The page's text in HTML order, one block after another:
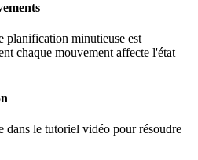
planification minutieuse est
chaque mouvement affecte l'état
dans le tutoriel vidéo pour résoudre